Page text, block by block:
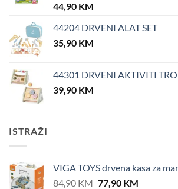
44,90 KM
44204 DRVENI ALAT SET
35,90 KM
44301 DRVENI AKTIVITI
39,90 KM
ISTRAŽI
VIGA TOYS drvena kasa za
84,90KM Original
77,90 KMCurrent